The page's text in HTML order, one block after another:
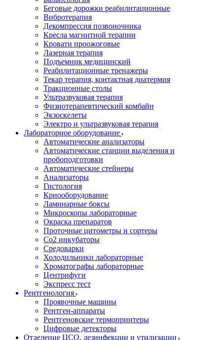
Беговые дорожки реабилитационные
Вибротерапия
Декомпрессия позвоночника
Кресла магнитной терапии
Кровати проожоговые
Лазерная терапия
Подъемник медицинский
Реабилитационные тренажеры
Текар терапия, контактная диатермия
Тракционные столы
Ультразвуковая терапия
Физиотерапевтический комбайн
Экзоскелеты
Электро и ультразвуковая терапия
Лабораторное оборудование
Автоматические анализаторы
Автоматические станции выделения и
пробоподготовки
Автоматические стейнеры
Анализаторы
Гистология
Криооборудование
Ламинарные боксы
Микроскопы лабораторные
Окраска препаратов
Проточные цитометры и сортеры
Со2 инкубаторы
Средоварки
Холодильники лабораторные
Хроматографы лабораторные
Центрифуги
Экспресс тест
Рентгенология
Проявочные машины
Рентген-аппараты
Рентгеновские термопринтеры
Цифровые детекторы
Отделение ЦСО, дезинфекции и утилизации